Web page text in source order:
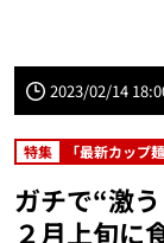
2023/02/14
特集 「最新カップ
ガチで“激
２月上旬に